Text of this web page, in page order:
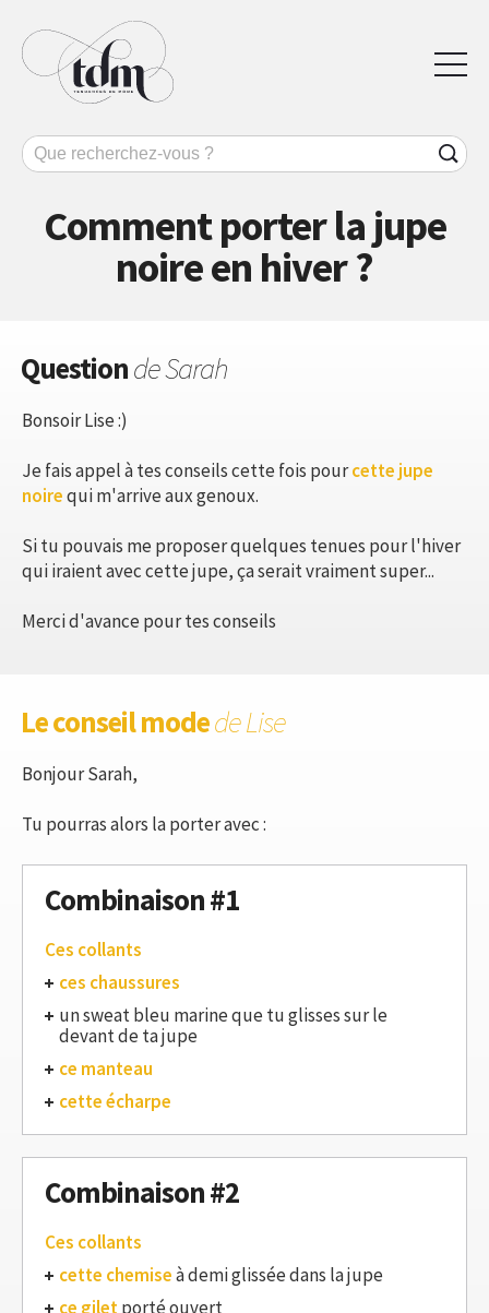
Comment porter la jupe
noire en hiver ?
Questionde Sarah
Bonsoir Lise :)
Je fais appel à tes conseils cette fois pourcette jupe
noirequi m'arrive aux genoux.
Si tu pouvais me proposer quelques tenues pour l'hiver
qui iraient avec cette jupe, ça serait vraiment super...
Merci d'avance pour tes conseils
Le conseil modede Lise
Bonjour Sarah,
Tu pourras alors la porter avec :
Combinaison #1
Ces collants
ces chaussures
un sweat bleu marine que tu glisses sur le
devant de ta jupe
ce manteau
cette écharpe
Combinaison #2
Ces collants
cette chemiseà demi glissée dans la jupe
ce giletporté ouvert